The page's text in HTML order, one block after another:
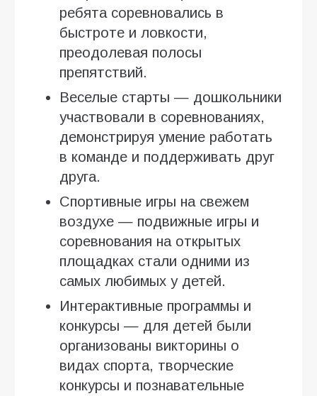
ребята соревновались в
быстроте и ловкости,
преодолевая полосы
препятствий.
Веселые старты — дошкольники
участвовали в соревнованиях,
демонстрируя умение работать
в команде и поддерживать друг
друга.
Спортивные игры на свежем
воздухе — подвижные игры и
соревнования на открытых
площадках стали одними из
самых любимых у детей.
Интерактивные программы и
конкурсы — для детей были
организованы викторины о
видах спорта, творческие
конкурсы и познавательные